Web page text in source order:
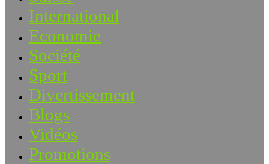
International
Economie
Société
Sport
Divertissement
Blogs
Vidéos
Promotions